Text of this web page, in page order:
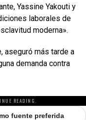
Yassine Yakouti y
laborales de
moderna».
aseguró más tarde a
demanda contra
READING.
fuente preferida